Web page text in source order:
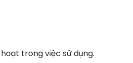
trong việc sử dụng.